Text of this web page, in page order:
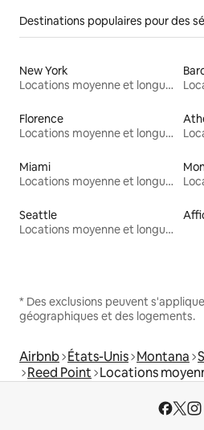
Destinations populaires pour des
New York
Locations moyenne et longue durée
Florence
Locations moyenne et longue durée
Miami
Locations moyenne et longue durée
Seattle
Locations moyenne et longue durée
* Des exclusions peuvent
géographiques et des logements.
Airbnb États-Unis Montana
Reed Point Locations